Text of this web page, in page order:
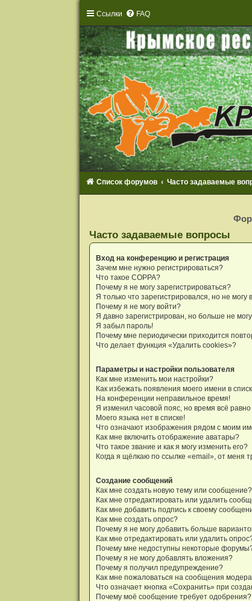
Ссылки FAQ
Список форумов Часто задаваемые
и
с
т
Часто задаваемые вопросы
Вход на конференцию и регистрация
Зачем мне нужно регистрироваться?
Что такое COPPA?
Почему я не могу зарегистрироваться?
Я только что зарегистрировался, но не могу
Почему я не могу войти?
Я давно зарегистрирован, но больше не
Я забыл пароль!
Почему мне периодически приходится
Что делает функция «Удалить cookies»?
Параметры и настройки пользователя
Как мне изменить мои настройки?
Как избежать появления моего имени в
На конференции неправильное время!
Я изменил часовой пояс, но время всё
Моего языка нет в списке!
Что означают изображения рядом с моим
Как мне включить отображение аватары?
Что такое звание и как я могу изменить его?
Когда я щёлкаю по ссылке «email», от меня
Создание сообщений
Как мне создать новую тему или сообщение?
Как мне отредактировать или удалить
Как мне добавить подпись к своему
Как мне создать опрос?
Почему я не могу добавить больше
Как мне отредактировать или удалить
Почему мне недоступны некоторые
Почему я не могу добавлять вложения?
Почему я получил предупреждение?
Как мне пожаловаться на сообщения
Что означает кнопка «Сохранить» при
Почему моё сообщение требует одобрения?